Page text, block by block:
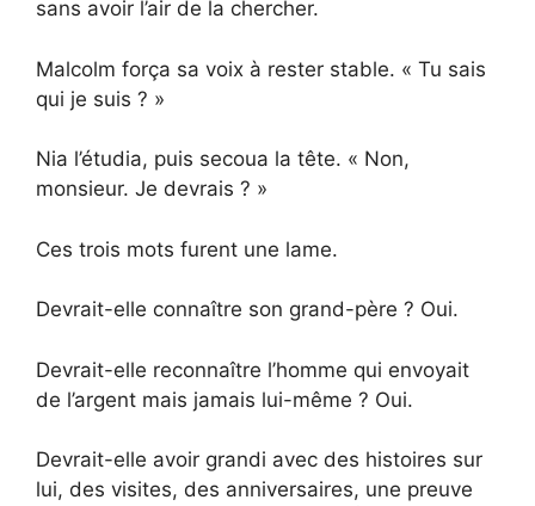
sans avoir l’air de la chercher.
Malcolm força sa voix à rester stable. « Tu sais
qui je suis ? »
Nia l’étudia, puis secoua la tête. « Non,
monsieur. Je devrais ? »
Ces trois mots furent une lame.
Devrait-elle connaître son grand-père ? Oui.
Devrait-elle reconnaître l’homme qui envoyait
de l’argent mais jamais lui-même ? Oui.
Devrait-elle avoir grandi avec des histoires sur
lui, des visites, des anniversaires, une preuve